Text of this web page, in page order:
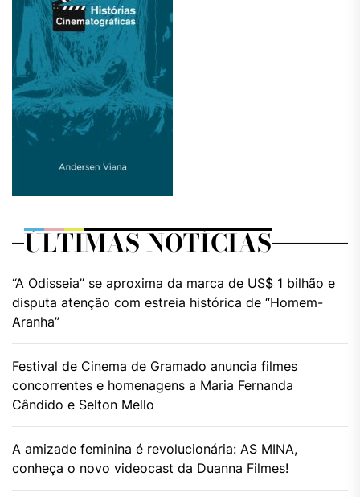
ÚLTIMAS NOTÍCIAS
“A Odisseia” se aproxima da marca de US$ 1 bilhão e
disputa atenção com estreia histórica de “Homem-
Aranha”
Festival de Cinema de Gramado anuncia filmes
concorrentes e homenagens a Maria Fernanda
Cândido e Selton Mello
A amizade feminina é revolucionária: AS MINA,
conheça o novo videocast da Duanna Filmes!